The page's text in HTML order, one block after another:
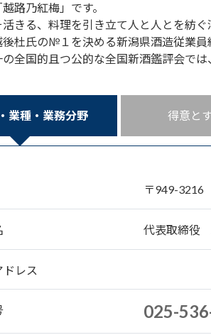
路乃紅梅」です。
きる、料理を引き立て人と人とを紡
杜氏の№１を決める新潟県酒造従業員
全国的且つ公的な全国新酒鑑評会で
業種・業務分野 得意と
〒949-3216
代表取締
ドレス
025-